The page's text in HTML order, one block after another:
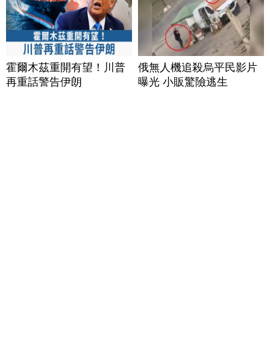
霍爾木茲重開有望！川普
再重話警告伊朗
俄無人機追殺烏平民影片
曝光 小販驚險逃生